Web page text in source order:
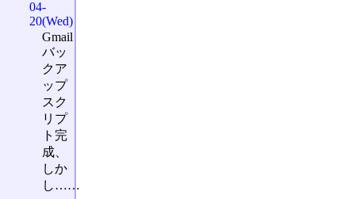
04-
20(Wed)
Gmail
バッ
クア
ップ
スク
リプ
ト完
成、
しか
し……